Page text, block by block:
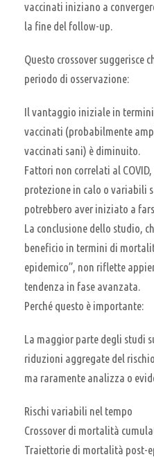
vaccinati iniziano a
la fine del follow-up.
Questo crossover suggerisce
periodo di osservazione:
Il vantaggio iniziale in
vaccinati (probabilmente
vaccinati sani) è diminuito.
Fattori non correlati al
protezione in calo o variabili
potrebbero aver iniziato a
La conclusione dello studio,
beneficio in termini di
epidemico”, non riflette
tendenza in fase avanzata.
Perché questo è importante:
La maggior parte degli studi
riduzioni aggregate del
ma raramente analizza o
Rischi variabili nel tempo
Crossover di mortalità
Traiettorie di mortalità post-